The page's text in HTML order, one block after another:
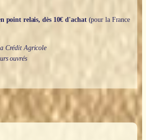
point relais, dès 10€ d'achat(pour la France
Crédit Agricole
ouvrés